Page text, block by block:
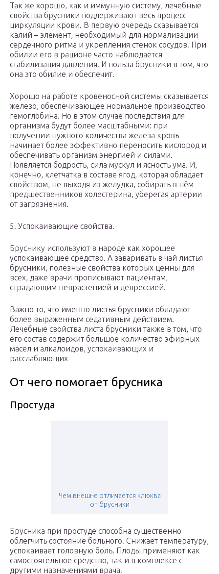
Так же хорошо, как и иммунную систему, лечебные
свойства брусники поддерживают весь процесс
циркуляции крови. В первую очередь сказывается
калий – элемент, необходимый для нормализации
сердечного ритма и укрепления стенок сосудов. При
обилии его в рационе часто наблюдается
стабилизация давления. И польза брусники в том, что
она это обилие и обеспечит.
Хорошо на работе кровеносной системы сказывается
железо, обеспечивающее нормальное производство
гемоглобина. Но в этом случае последствия для
организма будут более масштабными: при
получении нужного количества железа кровь
начинает более эффективно переносить кислород и
обеспечивать организм энергией и силами.
Появляется бодрость, сила мускул и ясность ума. И,
конечно, клетчатка в составе ягод, которая обладает
свойством, не выходя из желудка, собирать в нём
предшественников холестерина, уберегая артерии
от загрязнения.
5. Успокаивающие свойства.
Бруснику используют в народе как хорошее
успокаивающее средство. А заваривать в чай листья
брусники, полезные свойства которых ценны для
всех, даже врачи прописывают пациентам,
страдающим неврастенией и депрессией.
Важно то, что именно листья брусники обладают
более выраженным седативным действием.
Лечебные свойства листа брусники также в том, что
его состав содержит большое количество эфирных
масел и алкалоидов, успокаивающих и
расслабляющих
От чего помогает брусника
Простуда
Чем внешне отличается клюква
от брусники
Брусника при простуде способна существенно
облегчить состояние больного. Снижает температуру,
успокаивает головную боль. Плоды применяют как
самостоятельное средство, так и в комплексе с
другими назначениями врача.